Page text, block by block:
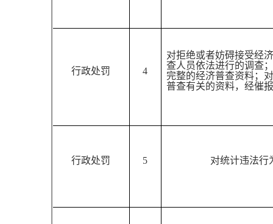
行政处罚 4
对拒绝或者妨碍接受经
查人员依法进行的调查
完整的经济普查资料；
普查有关的资料，经催
行政处罚 5 对统计违法行